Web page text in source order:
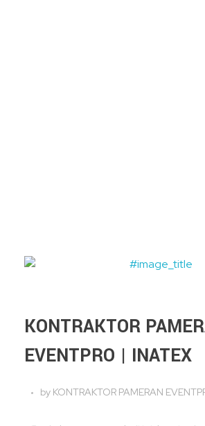
KONTRAKTOR
EVENTPRO | INATEX
by KONTRAKTOR PAMERAN